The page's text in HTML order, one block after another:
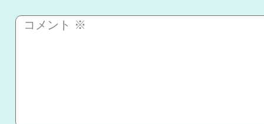
コメント ※